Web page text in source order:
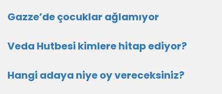
Gazze’de çocuklar ağlamıyor
Veda Hutbesi kimlere hitap ediyor?
Hangi adaya niye oy vereceksiniz?